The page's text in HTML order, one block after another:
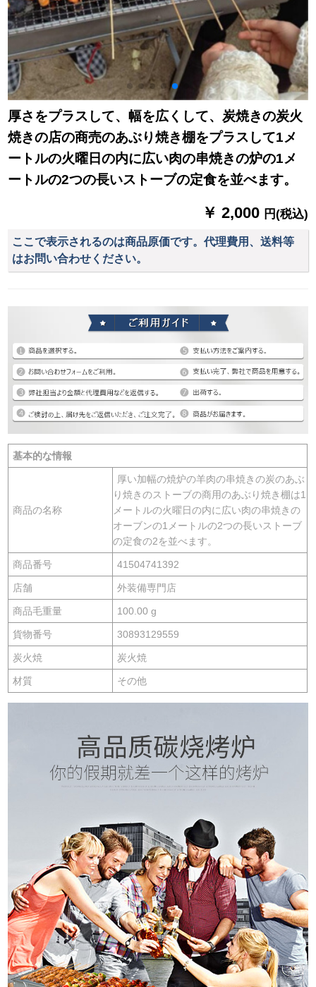
厚さをプラスして、幅を広くして、炭焼きの炭火
焼きの店の商売のあぶり焼き棚をプラスして1メ
ートルの火曜日の内に広い肉の串焼きの炉の1メ
ートルの2つの長いストーブの定食を並べます。
￥ 2,000 円(税込)
ここで表示されるのは商品原価です。代理費用、送料等
はお問い合わせください。
基本的な情報
商品の名称
厚い加幅の焼炉の羊肉の串焼きの炭のあぶ
り焼きのストーブの商用のあぶり焼き棚は1
メートルの火曜日の内に広い肉の串焼きの
オーブンの1メートルの2つの長いストーブ
の定食の2を並べます。
商品番号 41504741392
店舗 外装備専門店
商品毛重量 100.00 g
貨物番号 30893129559
炭火焼 炭火焼
材質 その他